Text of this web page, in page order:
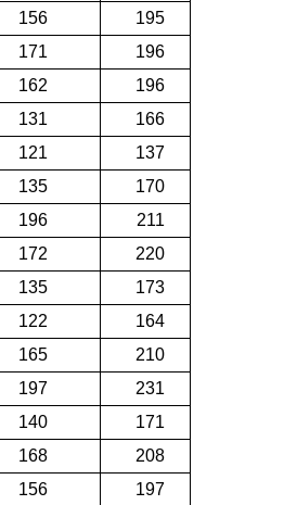
156
195
171
196
162
196
131
166
121
137
135
170
196
211
172
220
135
173
122
164
165
210
197
231
140
171
168
208
156
197